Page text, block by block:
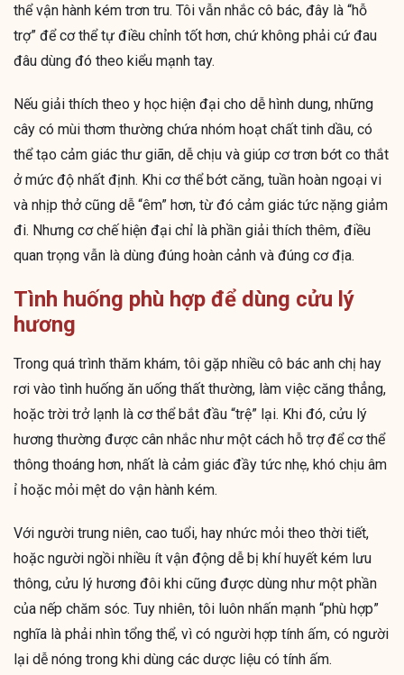
thể vận hành kém trơn tru. Tôi vẫn nhắc cô bác, đây là “hỗ
trợ” để cơ thể tự điều chỉnh tốt hơn, chứ không phải cứ đau
đâu dùng đó theo kiểu mạnh tay.
Nếu giải thích theo y học hiện đại cho dễ hình dung, những
cây có mùi thơm thường chứa nhóm hoạt chất tinh dầu, có
thể tạo cảm giác thư giãn, dễ chịu và giúp cơ trơn bớt co thắt
ở mức độ nhất định. Khi cơ thể bớt căng, tuần hoàn ngoại vi
và nhịp thở cũng dễ “êm” hơn, từ đó cảm giác tức nặng giảm
đi. Nhưng cơ chế hiện đại chỉ là phần giải thích thêm, điều
quan trọng vẫn là dùng đúng hoàn cảnh và đúng cơ địa.
Tình huống phù hợp để dùng cửu lý
hương
Trong quá trình thăm khám, tôi gặp nhiều cô bác anh chị hay
rơi vào tình huống ăn uống thất thường, làm việc căng thẳng,
hoặc trời trở lạnh là cơ thể bắt đầu “trệ” lại. Khi đó, cửu lý
hương thường được cân nhắc như một cách hỗ trợ để cơ thể
thông thoáng hơn, nhất là cảm giác đầy tức nhẹ, khó chịu âm
ỉ hoặc mỏi mệt do vận hành kém.
Với người trung niên, cao tuổi, hay nhức mỏi theo thời tiết,
hoặc người ngồi nhiều ít vận động dễ bị khí huyết kém lưu
thông, cửu lý hương đôi khi cũng được dùng như một phần
của nếp chăm sóc. Tuy nhiên, tôi luôn nhấn mạnh “phù hợp”
nghĩa là phải nhìn tổng thể, vì có người hợp tính ấm, có người
lại dễ nóng trong khi dùng các dược liệu có tính ấm.